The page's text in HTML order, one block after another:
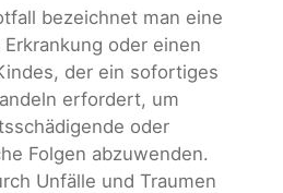
bezeichnet man eine
oder einen
der ein sofortiges
erfordert, um
oder
Folgen abzuwenden.
Unfälle und Traumen